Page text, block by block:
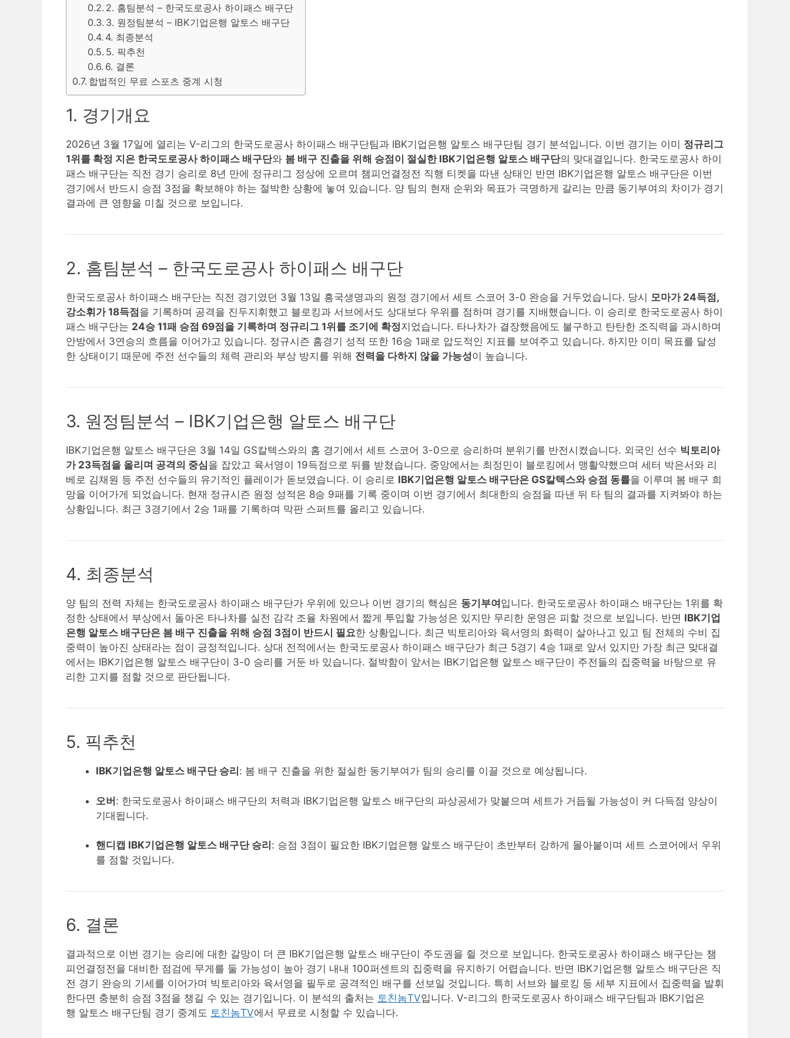
2. 홈팀분석 – 한국도로공사 하이패스 배구단
3. 원정팀분석 – IBK기업은행 알토스 배구단
4. 최종분석
5. 픽추천
6. 결론
합법적인 무료 스포츠 중계 시청
1. 경기개요
2026년 3월 17일에 열리는 V-리그의 한국도로공사 하이패스 배구단팀과 IBK기업은행 알토스 배구단팀 경기 분석입니다. 이번 경기는 이미 정규리그
1위를 확정 지은 한국도로공사 하이패스 배구단와 봄 배구 진출을 위해 승점이 절실한 IBK기업은행 알토스 배구단의 맞대결입니다. 한국도로공사 하이
패스 배구단는 직전 경기 승리로 8년 만에 정규리그 정상에 오르며 챔피언결정전 직행 티켓을 따낸 상태인 반면 IBK기업은행 알토스 배구단은 이번
경기에서 반드시 승점 3점을 확보해야 하는 절박한 상황에 놓여 있습니다. 양 팀의 현재 순위와 목표가 극명하게 갈리는 만큼 동기부여의 차이가 경기
결과에 큰 영향을 미칠 것으로 보입니다.
2. 홈팀분석 – 한국도로공사 하이패스 배구단
한국도로공사 하이패스 배구단는 직전 경기였던 3월 13일 흥국생명과의 원정 경기에서 세트 스코어 3-0 완승을 거두었습니다. 당시 모마가 24득점,
강소휘가 18득점 을 기록하며 공격을 진두지휘했고 블로킹과 서브에서도 상대보다 우위를 점하며 경기를 지배했습니다. 이 승리로 한국도로공사 하이
패스 배구단는 24승 11패 승점 69점을 기록하며 정규리그 1위를 조기에 확정지었습니다. 타나차가 결장했음에도 불구하고 탄탄한 조직력을 과시하며
안방에서 3연승의 흐름을 이어가고 있습니다. 정규시즌 홈경기 성적 또한 16승 1패로 압도적인 지표를 보여주고 있습니다. 하지만 이미 목표를 달성
한 상태이기 때문에 주전 선수들의 체력 관리와 부상 방지를 위해 전력을 다하지 않을 가능성이 높습니다.
3. 원정팀분석 – IBK기업은행 알토스 배구단
IBK기업은행 알토스 배구단은 3월 14일 GS칼텍스와의 홈 경기에서 세트 스코어 3-0으로 승리하며 분위기를 반전시켰습니다. 외국인 선수 빅토리아
가 23득점을 올리며 공격의 중심을 잡았고 육서영이 19득점으로 뒤를 받쳤습니다. 중앙에서는 최정민이 블로킹에서 맹활약했으며 세터 박은서와 리
베로 김채원 등 주전 선수들의 유기적인 플레이가 돋보였습니다. 이 승리로 IBK기업은행 알토스 배구단은 GS칼텍스와 승점 동률을 이루며 봄 배구 희
망을 이어가게 되었습니다. 현재 정규시즌 원정 성적은 8승 9패를 기록 중이며 이번 경기에서 최대한의 승점을 따낸 뒤 타 팀의 결과를 지켜봐야 하는
상황입니다. 최근 3경기에서 2승 1패를 기록하며 막판 스퍼트를 올리고 있습니다.
4. 최종분석
양 팀의 전력 자체는 한국도로공사 하이패스 배구단가 우위에 있으나 이번 경기의 핵심은 동기부여 입니다. 한국도로공사 하이패스 배구단는 1위를 확
정한 상태에서 부상에서 돌아온 타나차를 실전 감각 조율 차원에서 짧게 투입할 가능성은 있지만 무리한 운영은 피할 것으로 보입니다. 반면 IBK기업
은행 알토스 배구단은 봄 배구 진출을 위해 승점 3점이 반드시 필요한 상황입니다. 최근 빅토리아와 육서영의 화력이 살아나고 있고 팀 전체의 수비 집
중력이 높아진 상태라는 점이 긍정적입니다. 상대 전적에서는 한국도로공사 하이패스 배구단가 최근 5경기 4승 1패로 앞서 있지만 가장 최근 맞대결
에서는 IBK기업은행 알토스 배구단이 3-0 승리를 거둔 바 있습니다. 절박함이 앞서는 IBK기업은행 알토스 배구단이 주전들의 집중력을 바탕으로 유
리한 고지를 점할 것으로 판단됩니다.
5. 픽추천
IBK기업은행 알토스 배구단 승리 : 봄 배구 진출을 위한 절실한 동기부여가 팀의 승리를 이끌 것으로 예상됩니다.
오버: 한국도로공사 하이패스 배구단의 저력과 IBK기업은행 알토스 배구단의 파상공세가 맞붙으며 세트가 거듭될 가능성이 커 다득점 양상이
기대됩니다.
핸디캡 IBK기업은행 알토스 배구단 승리 : 승점 3점이 필요한 IBK기업은행 알토스 배구단이 초반부터 강하게 몰아붙이며 세트 스코어에서 우위
를 점할 것입니다.
6. 결론
결과적으로 이번 경기는 승리에 대한 갈망이 더 큰 IBK기업은행 알토스 배구단이 주도권을 쥘 것으로 보입니다. 한국도로공사 하이패스 배구단는 챔
피언결정전을 대비한 점검에 무게를 둘 가능성이 높아 경기 내내 100퍼센트의 집중력을 유지하기 어렵습니다. 반면 IBK기업은행 알토스 배구단은 직
전 경기 완승의 기세를 이어가며 빅토리아와 육서영을 필두로 공격적인 배구를 선보일 것입니다. 특히 서브와 블로킹 등 세부 지표에서 집중력을 발휘
한다면 충분히 승점 3점을 챙길 수 있는 경기입니다. 이 분석의 출처는 토친놈TV입니다. V-리그의 한국도로공사 하이패스 배구단팀과 IBK기업은
행 알토스 배구단팀 경기 중계도 토친놈TV에서 무료로 시청할 수 있습니다.